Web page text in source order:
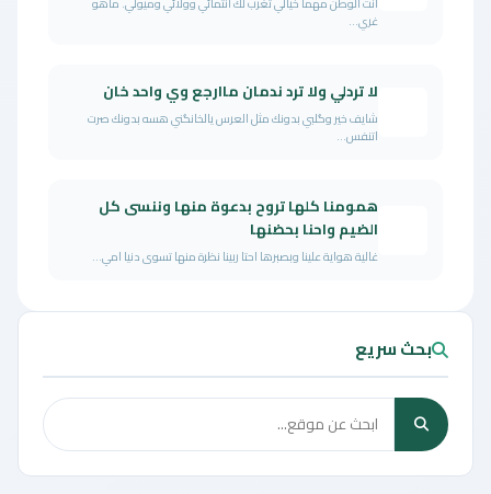
غري...
لا تردلي ولا ترد ندمان ماارجع وي واحد خان
شايف خير وگلبي بدونك مثل العرس يالخانگني هسه بدونك صرت
اتنفس...
همومنا كلها تروح بدعوة منها وننسى كل
الضيم واحنا بحضنها
غالية هواية علينا وبصبرها احتا ربينا نظرة منها تسوى دنيا امي...
بحث سريع